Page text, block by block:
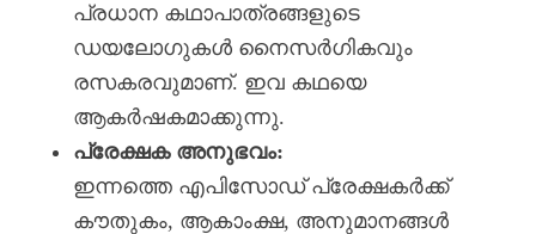
പ്രധാന കഥാപാത്രങ്ങളുടെ
ഡയലോഗുകൾ നൈസർഗികവും
രസകരവുമാണ്. ഇവ കഥയെ
ആകർഷകമാക്കുന്നു.
പ്രേക്ഷക അനുഭവം:
ഇന്നത്തെ എപിസോഡ് പ്രേക്ഷകർക്ക്
കൗതുകം, ആകാംക്ഷ, അനുമാനങ്ങൾ